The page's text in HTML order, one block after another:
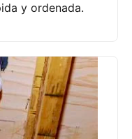
y ordenada.